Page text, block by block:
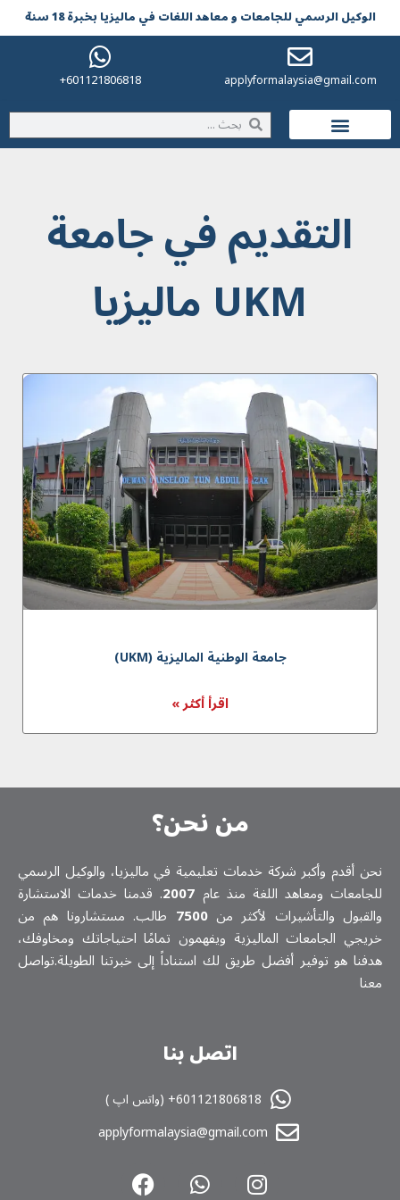
الوکیل الرسمي للجامعات و معاهد اللغات في مالیزیا بخبرة 18 سنة
applyformalaysia@gmail.com
601121806818+
التقديم في جامعة
UKM ماليزيا
جامعة الوطنية الماليزية (UKM)
اقرأ أكثر »
من نحن؟
نحن أقدم وأكبر شركة خدمات تعلیمیة في ماليزيا، والوكيل الرسمي
للجامعات ومعاهد اللغة منذ عام 2007. قدمنا خدمات الاستشارة
والقبول والتأشيرات لأكثر من7500 طالب. مستشارونا هم من
خريجي الجامعات الماليزية ويفهمون تمامًا احتياجاتك ومخاوفك،
هدفنا هو توفير أفضل طريق لك استناداً إلى خبرتنا الطويلة.تواصل
معنا
اتصل بنا
601121806818+ (واتس اپ )
applyformalaysia@gmail.com